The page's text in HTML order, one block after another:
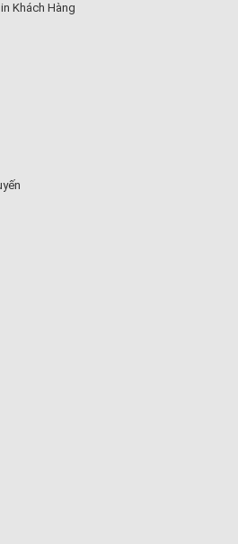
Khách Hàng